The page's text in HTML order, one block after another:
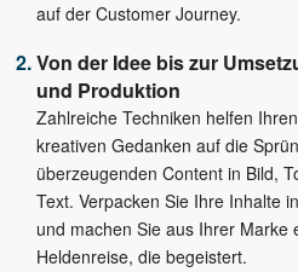
auf der Customer Journey.
Von der Idee bis zur
und Produktion
Zahlreiche Techniken helfen Ihren
kreativen Gedanken auf die
überzeugenden Content in Bild,
Text. Verpacken Sie Ihre Inhalte
und machen Sie aus Ihrer Marke
Heldenreise, die begeistert.